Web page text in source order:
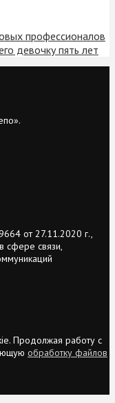
профессионалов
девочку пять лет
от 27.11.2020 г.,
сфере связи,
Продолжая работу с
обработку файлов